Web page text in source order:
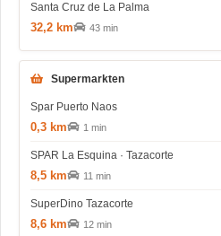
Santa Cruz de La Palma
32,2 km 43 min
Supermarkten
Spar Puerto Naos
0,3 km 1 min
SPAR La Esquina · Tazacorte
8,5 km 11 min
SuperDino Tazacorte
8,6 km 12 min